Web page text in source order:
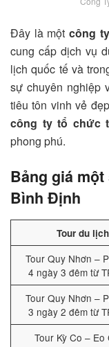
Đây là mộtcông
cung cấp dịch vụ
lịch quốc tế và
sự chuyên nghiệp
tiêu tôn vinh vẻ
công ty tổ chức
phong phú.
Bảng giá
Bình Định
Tour du lịch
Tour Quy Nhơn –
4 ngày 3 đêm từ
Tour Quy Nhơn –
3 ngày 2 đêm từ
Tour Kỳ Co – Eo